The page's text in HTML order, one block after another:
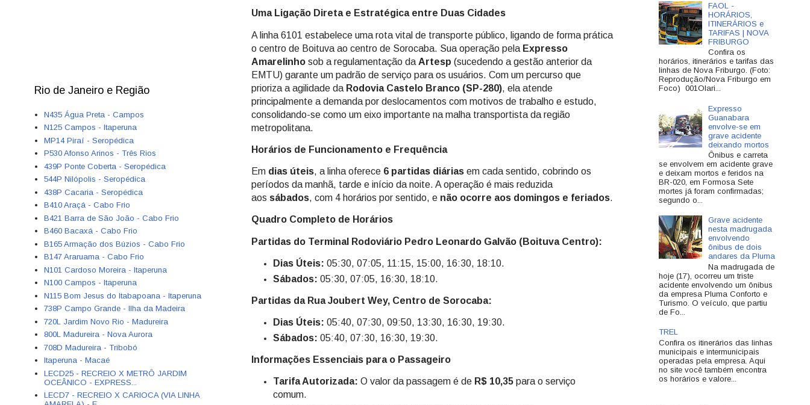
Uma Ligação Direta e Estratégica entre Duas Cidades
A linha 6101 estabelece uma rota vital de transporte público, ligando de forma prática
o centro de Boituva ao centro de Sorocaba. Sua operação pela Expresso
Amarelinho sob a regulamentação da Artesp (sucedendo a gestão anterior da
EMTU) garante um padrão de serviço para os usuários. Com um percurso que
prioriza a agilidade da Rodovia Castelo Branco (SP-280), ela atende
principalmente a demanda por deslocamentos com motivos de trabalho e estudo,
consolidando-se como um eixo importante na malha transportista da região
metropolitana.
Horários de Funcionamento e Frequência
Em dias úteis, a linha oferece 6 partidas diárias em cada sentido, cobrindo os
períodos da manhã, tarde e início da noite. A operação é mais reduzida
aos sábados, com 4 horários por sentido, e não ocorre aos domingos e feriados.
Quadro Completo de Horários
Partidas do Terminal Rodoviário Pedro Leonardo Galvão (Boituva Centro):
Dias Úteis: 05:30, 07:05, 11:15, 15:00, 16:30, 18:10.
Sábados: 05:30, 07:05, 16:30, 18:10.
Partidas da Rua Joubert Wey, Centro de Sorocaba:
Dias Úteis: 05:40, 07:30, 09:50, 13:30, 16:30, 19:30.
Sábados: 05:40, 07:30, 16:30, 19:30.
Informações Essenciais para o Passageiro
Tarifa Autorizada: O valor da passagem é de R$ 10,35para o serviço
comum.
Rio de Janeiro e Região
N435 Água Preta - Campos
N125 Campos - Itaperuna
MP14 Piraí - Seropédica
P530 Afonso Arinos - Três Rios
439P Ponte Coberta - Seropédica
544P Nilópolis - Seropédica
438P Cacaria - Seropédica
B410 Araçá - Cabo Frio
B421 Barra de São João - Cabo Frio
B460 Bacaxá - Cabo Frio
B165 Armação dos Búzios - Cabo Frio
B147 Araruama - Cabo Frio
N101 Cardoso Moreira - Itaperuna
N100 Campos - Itaperuna
N115 Bom Jesus do Itabapoana - Itaperuna
738P Campo Grande - Ilha da Madeira
720L Jardim Novo Rio - Madureira
800L Madureira - Nova Aurora
708D Madureira - Tribobó
Itaperuna - Macaé
LECD25 - RECREIO X METRÔ JARDIM
OCEÂNICO - EXPRESS...
LECD7 - RECREIO X CARIOCA (VIA LINHA
FAOL -
HORÁRIOS,
ITINERÁRIOS e
TARIFAS | NOVA
FRIBURGO
Confira os
horários, itinerários e tarifas das
linhas de Nova Friburgo. (Foto:
Reprodução/Nova Friburgo em
Foco) 001Olari...
Expresso
Guanabara
envolve-se em
grave acidente
deixando mortos
Ônibus e carreta
se envolvem em acidente grave
e deixam mortos e feridos na
BR-020, em Formosa Sete
mortes já foram confirmadas;
segundo o...
Grave acidente
nesta madrugada
envolvendo
ônibus de dois
andares da Pluma
Na madrugada de
hoje (17), ocorreu um triste
acidente envolvendo um ônibus
da empresa Pluma Conforto e
Turismo. O veículo, que partiu
de Fo...
TREL
Confira os itinerários das linhas
municipais e intermunicipais
operadas pela empresa. Aqui
no site você também encontra
os horários e valore...